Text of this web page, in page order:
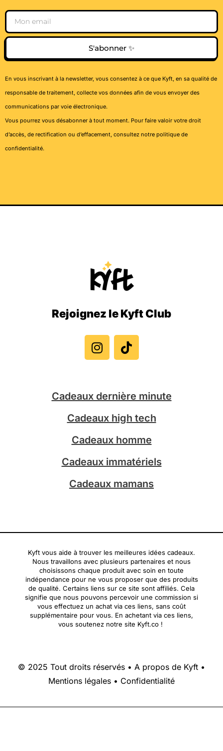
Email
S'abonner ✨
En vous inscrivant à la newsletter, vous consentez à ce que Kyft, en sa qualité de
responsable de traitement, collecte vos données afin de vous envoyer des
communications par voie électronique.
Vous pourrez vous désabonner à tout moment. Pour faire valoir votre droit
d’accès, de rectification ou d’effacement, consultez notre politique de
confidentialité.
Rejoignez le Kyft Club
n
s
t
r
a
m
i
k
t
Cadeaux dernière minute
Cadeaux high tech
Cadeaux homme
Cadeaux immatériels
Cadeaux mamans
Kyft vous aide à trouver les meilleures idées cadeaux.
Nous travaillons avec plusieurs partenaires et nous
choisissons chaque produit avec soin en toute
indépendance pour ne vous proposer que des produits
de qualité. Certains liens sur ce site sont affiliés. Cela
signifie que nous pouvons percevoir une commission si
vous effectuez un achat via ces liens, sans coût
supplémentaire pour vous. En achetant via ces liens,
vous soutenez notre site Kyft.co !
© 2025 Tout droits réservés • A propos de Kyft •
Mentions légales • Confidentialité